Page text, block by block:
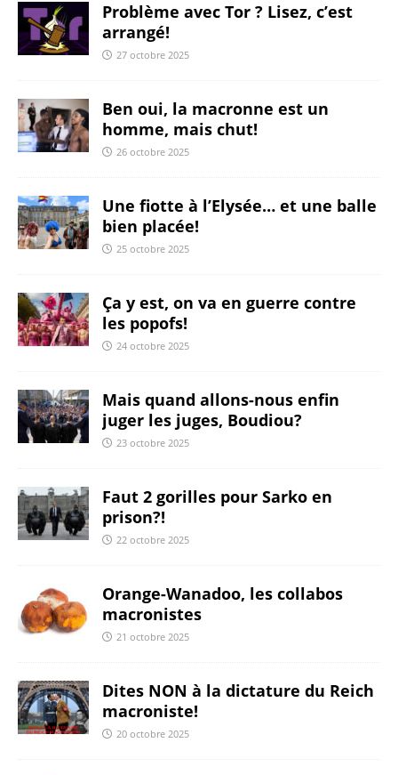
Problème avec Tor ? Lisez, c’est
arrangé!
27 octobre 2025
Ben oui, la macronne est un
homme, mais chut!
26 octobre 2025
Une fiotte à l’Elysée… et une balle
bien placée!
25 octobre 2025
Ça y est, on va en guerre contre
les popofs!
24 octobre 2025
Mais quand allons-nous enfin
juger les juges, Boudiou?
23 octobre 2025
Faut 2 gorilles pour Sarko en
prison?!
22 octobre 2025
Orange-Wanadoo, les collabos
macronistes
21 octobre 2025
Dites NON à la dictature du Reich
macroniste!
20 octobre 2025